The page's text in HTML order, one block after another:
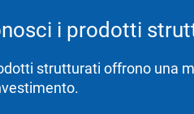
i prodotti
strutturati offrono una